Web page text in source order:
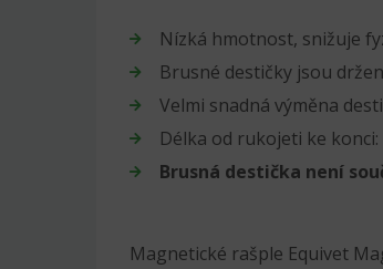
Nízká hmotnost, snižuje
Brusné destičky jsou
Velmi snadná výměna
Délka od rukojeti ke konci:
Brusná destička není
Magnetické rašple Equivet